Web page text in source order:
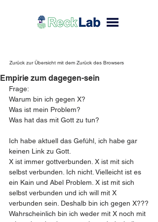
Zurück zur Übersicht mit dem Zurück des Browsers
Empirie zum dagegen-sein
Frage:
Warum bin ich gegen X?
Was ist mein Problem?
Was hat das mit Gott zu tun?
Ich habe aktuell das Gefühl, ich habe gar
keinen Link zu Gott.
X ist immer gottverbunden. X ist mit sich
selbst verbunden. Ich nicht. Vielleicht ist es
ein Kain und Abel Problem. X ist mit sich
selbst verbunden und ich will mit X
verbunden sein. Deshalb bin ich gegen X???
Wahrscheinlich bin ich weder mit X noch mit